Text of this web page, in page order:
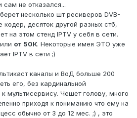
сам не отказался...
несколько шт ресиверов DVB-
кодер, десяток другой разных стб,
на этом стенд IPTV у себя в сети.
от 50К. Некоторые имея ЭТО уже
IPTV в сети ;)
каналы и ВоД больше 200
его, без кардинальной
мультисервису. Чешет голову, много
приходя к пониманию что ему на
обычно от 3 до 12 мес. ;) , это